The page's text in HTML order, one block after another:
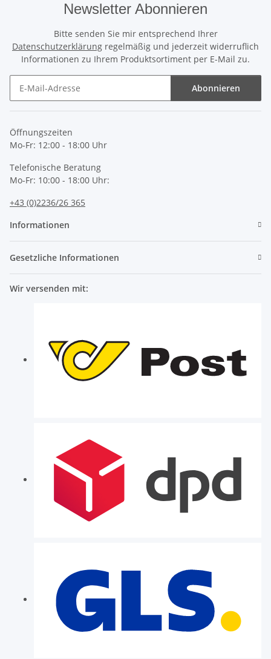
Newsletter Abonnieren
Bitte senden Sie mir entsprechend Ihrer
Datenschutzerklärung regelmäßig und jederzeit widerruflich
Informationen zu Ihrem Produktsortiment per E-Mail zu.
Abonnieren
Öffnungszeiten
Mo-Fr: 12:00 - 18:00 Uhr
Telefonische Beratung
Mo-Fr: 10:00 - 18:00 Uhr:
+43 (0)2236/26 365
Informationen
Gesetzliche Informationen
Wir versenden mit: